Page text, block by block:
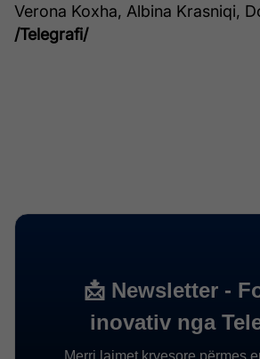
Verona Koxha, Albina Krasniqi,
/Telegrafi/